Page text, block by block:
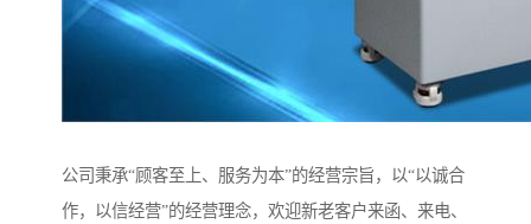
公司秉承“顾客至上、服务为本”的经营宗旨，以“以诚合
作，以信经营”的经营理念，欢迎新老客户来函、来电、